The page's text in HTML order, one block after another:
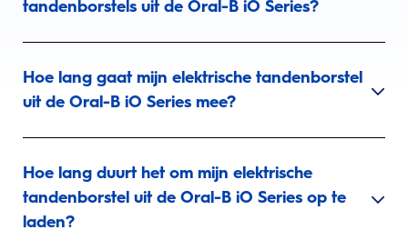
tandenborstels uit de Oral-B iO Series?
Hoe lang gaat mijn elektrische tandenborstel
uit de Oral-B iO Series mee?
Hoe lang duurt het om mijn elektrische
tandenborstel uit de Oral-B iO Series op te
laden?